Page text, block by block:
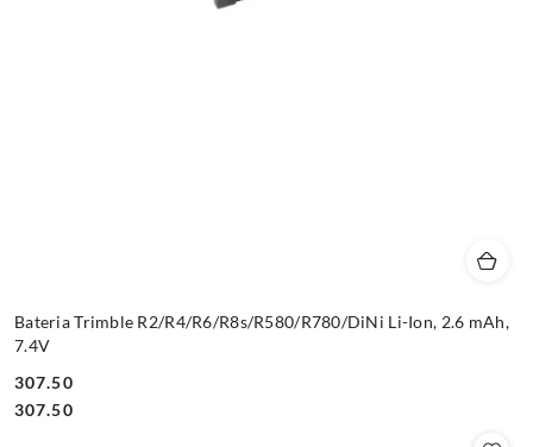
Bateria Trimble R2/R4/R6/R8s/R580/R780/DiNi Li-Ion, 2.6 mAh,
7.4V
Cena:
307.50
Cena:
307.50